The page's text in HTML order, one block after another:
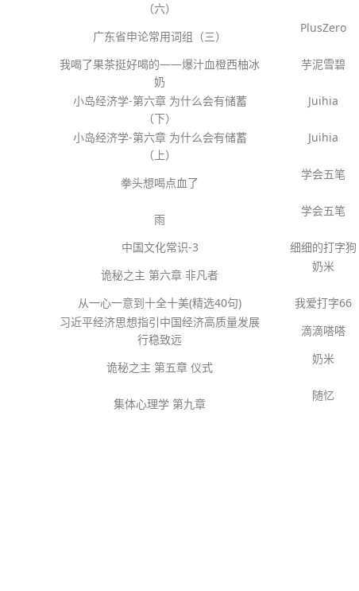
（六）
广东省申论常用词组（三）
PlusZero
我喝了果茶挺好喝的——爆汁血橙西柚冰
奶
芋泥雪碧
小岛经济学-第六章 为什么会有储蓄
（下）
Juihia
小岛经济学-第六章 为什么会有储蓄
（上）
Juihia
拳头想喝点血了
学会五笔
雨
学会五笔
中国文化常识-3
细细的打字狗
诡秘之主 第六章 非凡者
奶米
从一心一意到十全十美(精选40句)
我爱打字66
习近平经济思想指引中国经济高质量发展
行稳致远
滴滴嗒嗒
诡秘之主 第五章 仪式
奶米
集体心理学 第九章
随忆